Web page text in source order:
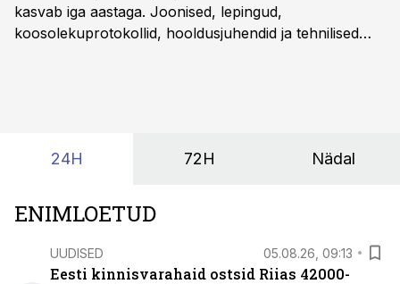
kasvab iga aastaga. Joonised, lepingud,
koosolekuprotokollid, hooldusjuhendid ja tehnilised
24H 72H Nädal
ENIMLOETUD
UUDISED 05.08.26, 09:13
Eesti kinnisvarahaid ostsid Riias 42000-